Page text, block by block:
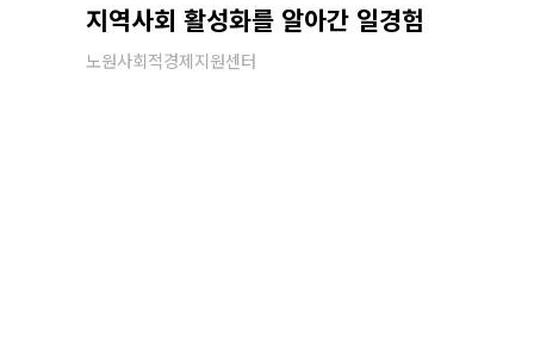
지역사회 활성화를 알아간 일경험
노원사회적경제지원센터